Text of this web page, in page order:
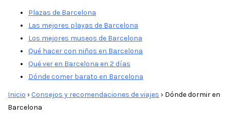
Plazas de Barcelona
Las mejores playas de Barcelona
Los mejores museos de Barcelona
Qué hacer con niños en Barcelona
Qué ver en Barcelona en 2 días
Dónde comer barato en Barcelona
Inicio ›Consejos y recomendaciones de viajes › Dónde dormir en
Barcelona